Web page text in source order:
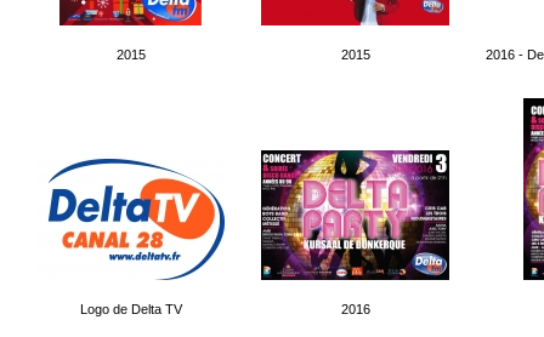
2015 2015 2016 -
Logo de Delta TV 2016